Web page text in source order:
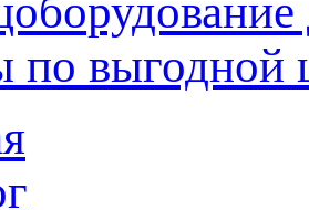
по выгодной